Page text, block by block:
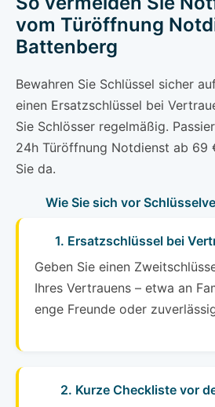
vom Türöffnung
Battenberg
Bewahren Sie Schlüssel sicher
einen Ersatzschlüssel bei
Sie Schlösser regelmäßig.
24h Türöffnung Notdienst ab 69
Sie da.
Wie Sie sich vor
1. Ersatzschlüssel bei
Geben Sie einen
Ihres Vertrauens – etwa an
enge Freunde oder
2. Kurze Checkliste vor